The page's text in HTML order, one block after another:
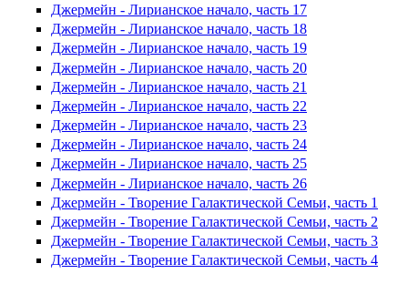
Джермейн - Лирианское начало, часть 17
Джермейн - Лирианское начало, часть 18
Джермейн - Лирианское начало, часть 19
Джермейн - Лирианское начало, часть 20
Джермейн - Лирианское начало, часть 21
Джермейн - Лирианское начало, часть 22
Джермейн - Лирианское начало, часть 23
Джермейн - Лирианское начало, часть 24
Джермейн - Лирианское начало, часть 25
Джермейн - Лирианское начало, часть 26
Джермейн - Творение Галактической Семьи, часть 1
Джермейн - Творение Галактической Семьи, часть 2
Джермейн - Творение Галактической Семьи, часть 3
Джермейн - Творение Галактической Семьи, часть 4